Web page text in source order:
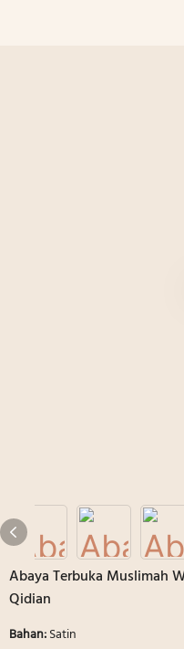
Abaya Terbuka Muslimah
Qidian
Bahan:Satin